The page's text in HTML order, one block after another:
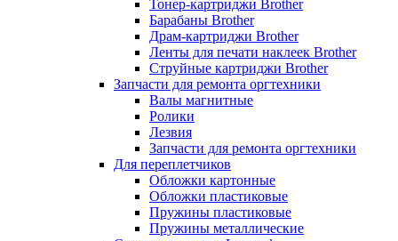
Тонер-картриджи Brother
Барабаны Brother
Драм-картриджи Brother
Ленты для печати наклеек Brother
Струйные картриджи Brother
Запчасти для ремонта оргтехники
Валы магнитные
Ролики
Лезвия
Запчасти для ремонта оргтехники
Для переплетчиков
Обложки картонные
Обложки пластиковые
Пружины пластиковые
Пружины металлические